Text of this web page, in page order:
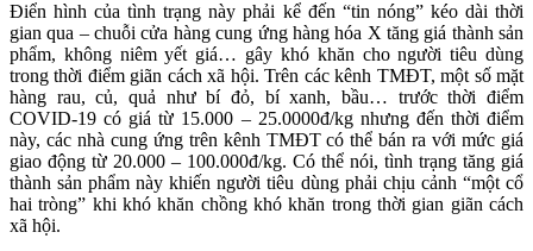
Điển hình của tình trạng này phải kể đến “tin nóng” kéo dài thời
gian qua – chuỗi cửa hàng cung ứng hàng hóa X tăng giá thành sản
phẩm, không niêm yết giá… gây khó khăn cho người tiêu dùng
trong thời điểm giãn cách xã hội. Trên các kênh TMĐT, một số mặt
hàng rau, củ, quả như bí đỏ, bí xanh, bầu… trước thời điểm
COVID-19 có giá từ 15.000 – 25.0000đ/kg nhưng đến thời điểm
này, các nhà cung ứng trên kênh TMĐT có thể bán ra với mức giá
giao động từ 20.000 – 100.000đ/kg. Có thể nói, tình trạng tăng giá
thành sản phẩm này khiến người tiêu dùng phải chịu cảnh “một cổ
hai tròng” khi khó khăn chồng khó khăn trong thời gian giãn cách
xã hội.